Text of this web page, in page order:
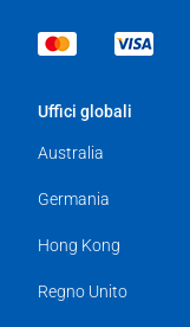
Uffici globali
Australia
Germania
Hong Kong
Regno Unito